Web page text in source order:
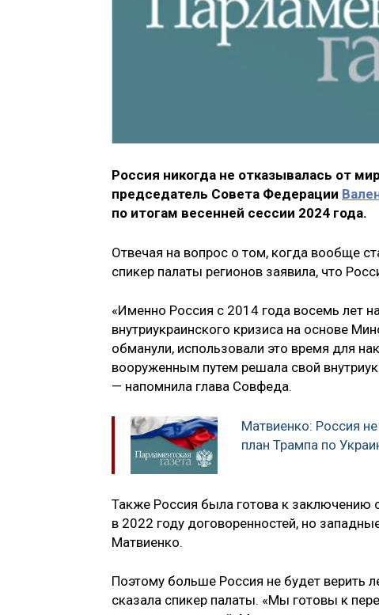
Россия никогда не отказывалась от
председатель Совета Федерации
по итогам весенней сессии 2024 года.
Отвечая на вопрос о том, когда вообще
спикер палаты регионов заявила, что
«Именно Россия с 2014 года восемь лет
внутриукраинского кризиса на основе
обманули, использовали это время для
вооруженным путем решала свой
— напомнила глава Совфеда.
Матвиенко: Россия
план Трампа по
Также Россия была готова к заключению
в 2022 году договоренностей, но
Матвиенко.
Поэтому больше Россия не будет верить
сказала спикер палаты. «Мы готовы к